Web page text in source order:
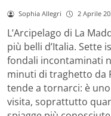
Sophia Allegri 2 Aprile
L’Arcipelago di La
più belli d’Italia. Sette
fondali incontaminati
minuti di traghetto da
tende a tornarci: è
visita, soprattutto